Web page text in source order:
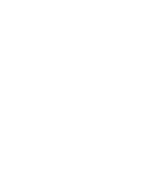
accepterar du vår